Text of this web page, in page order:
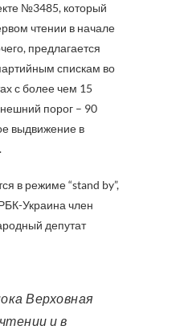
№3485, который
чтении в начале
предлагается
спискам во
с более чем 15
порог – 90
выдвижение в
в режиме “stand by”,
Украина член
депутат
и в